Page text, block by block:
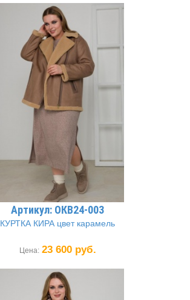
Артикул: ОКВ24-003
КУРТКА КИРА цвет карамель
Цена: 23 600 руб.